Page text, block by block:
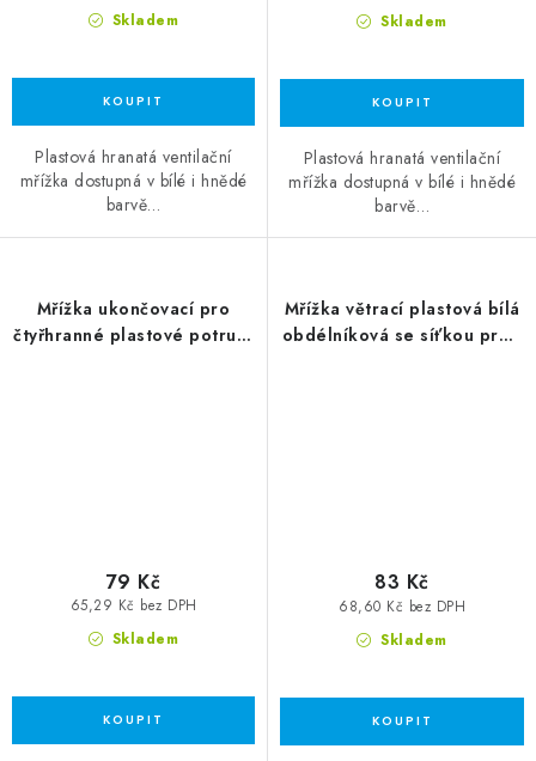
Skladem
Plastová hranatá ventilační
mřížka dostupná v bílé i hnědé
barvě…
Skladem
Plastová hranatá ventilační
mřížka dostupná v bílé i hnědé
barvě…
Mřížka ukončovací pro
čtyřhranné plastové potrubí
Skladem
65,29 Kč bez DPH
79 Kč
Mřížka větrací plastová bílá
obdélníková se síťkou proti
Skladem
68,60 Kč bez DPH
83 Kč